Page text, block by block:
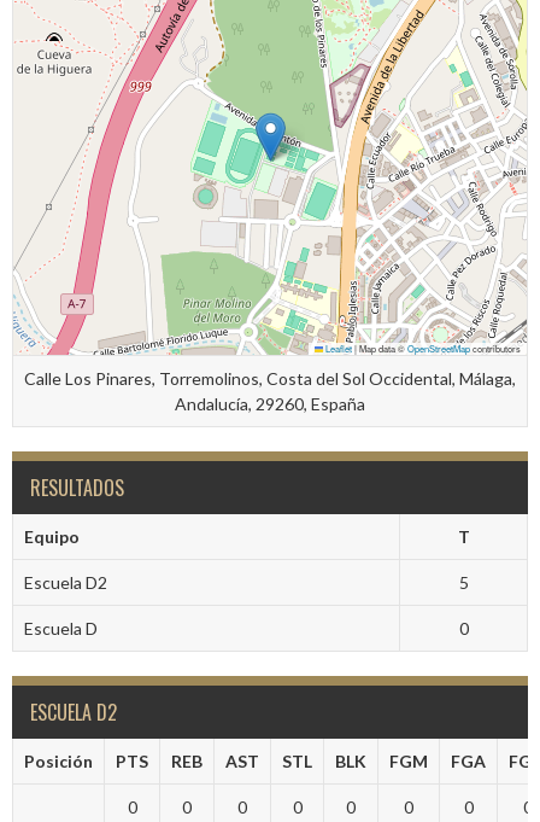
Leaflet|Map data ©OpenStreetMapcontributors
Calle Los Pinares, Torremolinos, Costa del Sol Occidental, Málaga,
Andalucía, 29260, España
RESULTADOS
Equipo T
Escuela D2 5
Escuela D 0
ESCUELA D2
Posición PTS REB AST STL BLK FGM FGA
0 0 0 0 0 0 0 0